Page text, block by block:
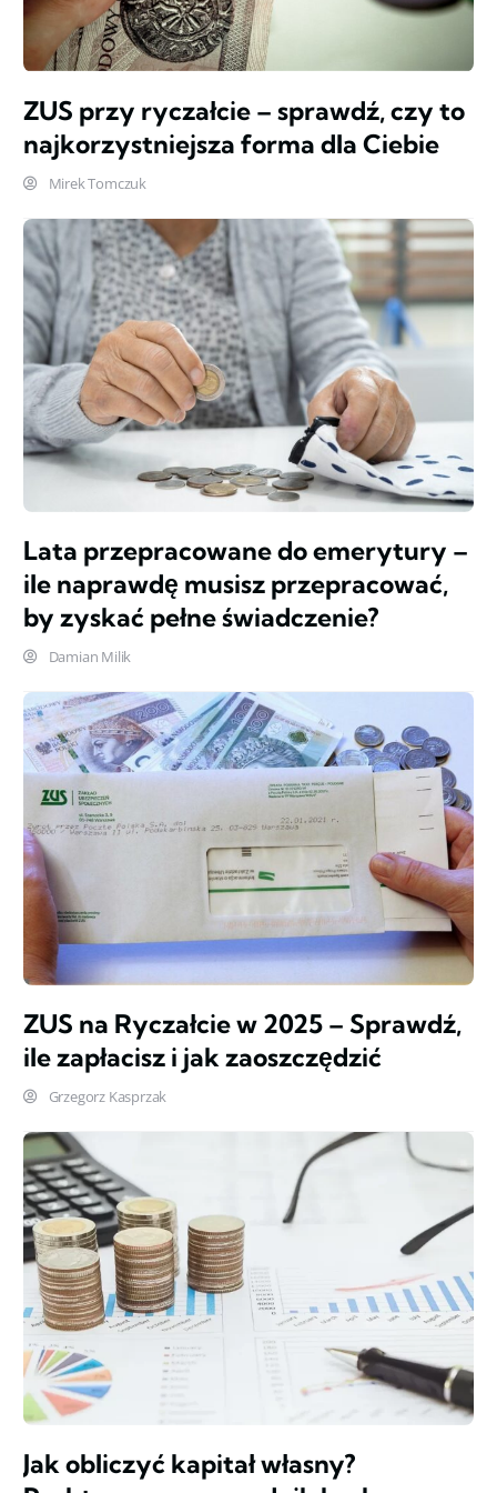
ZUS przy ryczałcie – sprawdź, czy to
najkorzystniejsza forma dla Ciebie
Mirek Tomczuk
Lata przepracowane do emerytury –
ile naprawdę musisz przepracować,
by zyskać pełne świadczenie?
Damian Milik
ZUS na Ryczałcie w 2025 – Sprawdź,
ile zapłacisz i jak zaoszczędzić
Grzegorz Kasprzak
Jak obliczyć kapitał własny?